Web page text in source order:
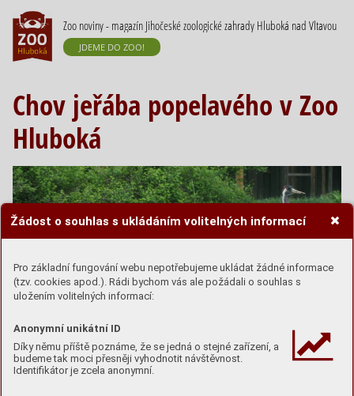
Žádost o souhlas s ukládáním volitelných informací
Pro základní fungování webu nepotřebujeme ukládat žádné informace
(tzv. cookies apod.). Rádi bychom vás ale požádali o souhlas s
uložením volitelných informací:
Anonymní unikátní ID
Díky němu příště poznáme, že se jedná o stejné zařízení, a
budeme tak moci přesněji vyhodnotit návštěvnost.
Identifikátor je zcela anonymní.
Zoo noviny - magazín Jihočeské zoologické zahrady Hluboká nad Vltavou
JDEME DO ZOO!
Chov jeřába popelavého v Zoo
Hluboká